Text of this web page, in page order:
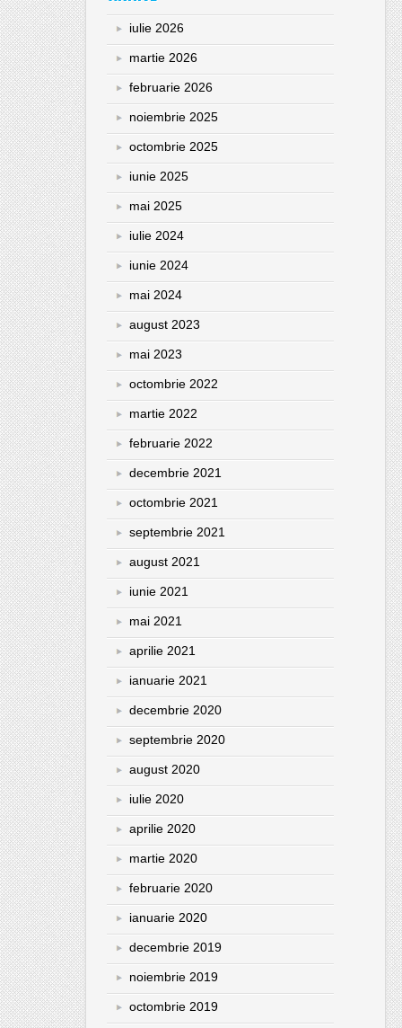
iulie 2026
martie 2026
februarie 2026
noiembrie 2025
octombrie 2025
iunie 2025
mai 2025
iulie 2024
iunie 2024
mai 2024
august 2023
mai 2023
octombrie 2022
martie 2022
februarie 2022
decembrie 2021
octombrie 2021
septembrie 2021
august 2021
iunie 2021
mai 2021
aprilie 2021
ianuarie 2021
decembrie 2020
septembrie 2020
august 2020
iulie 2020
aprilie 2020
martie 2020
februarie 2020
ianuarie 2020
decembrie 2019
noiembrie 2019
octombrie 2019